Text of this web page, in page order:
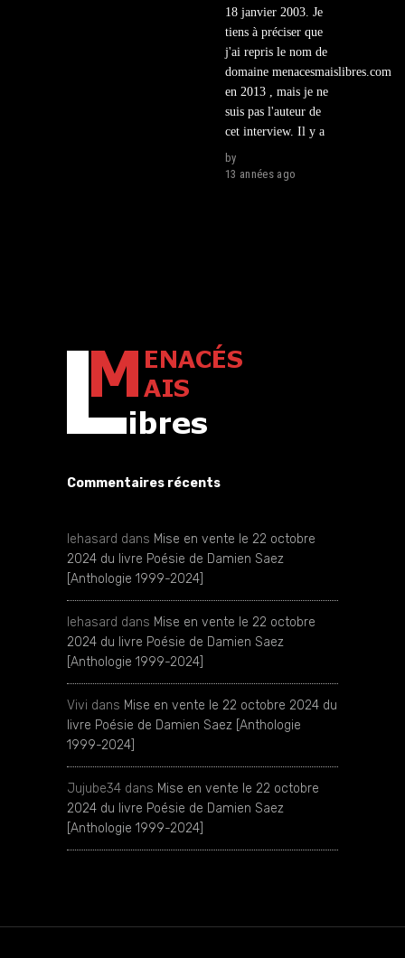
18 janvier 2003. Je
tiens à préciser que
j'ai repris le nom de
domaine menacesmaislibres.com
en 2013 , mais je ne
suis pas l'auteur de
cet interview. Il y a
by
13 années ago
Commentaires récents
lehasard dans Mise en vente le 22 octobre
2024 du livre Poésie de Damien Saez
[Anthologie 1999-2024]
lehasard dans Mise en vente le 22 octobre
2024 du livre Poésie de Damien Saez
[Anthologie 1999-2024]
Vivi dans Mise en vente le 22 octobre 2024 du
livre Poésie de Damien Saez [Anthologie
1999-2024]
Jujube34 dans Mise en vente le 22 octobre
2024 du livre Poésie de Damien Saez
[Anthologie 1999-2024]